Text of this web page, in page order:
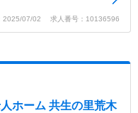
2025/07/02 求人番号：10136596
ホーム 共生の里荒木